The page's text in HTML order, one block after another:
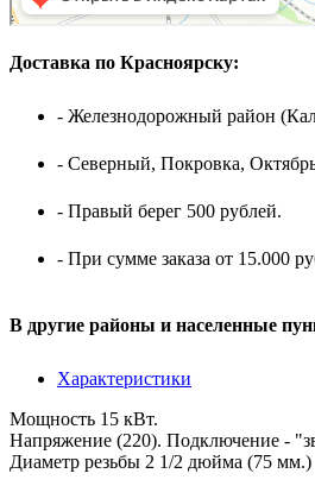
Доставка по Красноярску:
- Железнодорожный район
- Северный, Покровка,
- Правый берег 500 рублей.
- При сумме заказа от 15.000
В другие районы и населенные
Характеристики
Мощность 15 кВт.
Напряжение (220). Подключение -
Диаметр резьбы 2 1/2 дюйма (75 мм.)